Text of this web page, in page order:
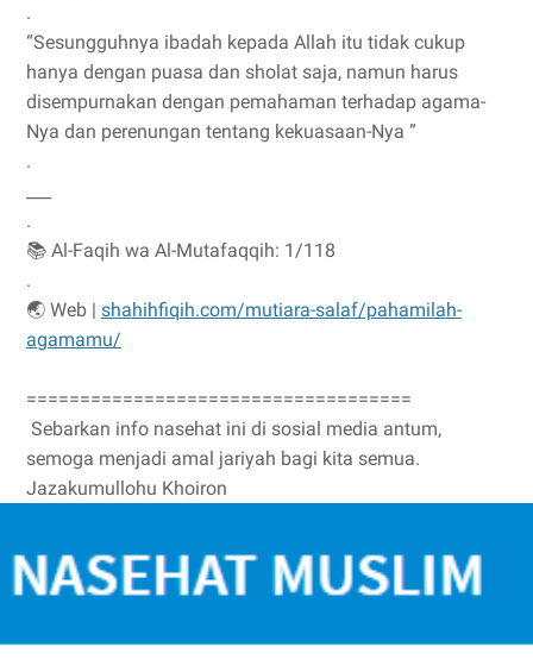
.
“Sesungguhnya ibadah kepada Allah itu tidak cukup
hanya dengan puasa dan sholat saja, namun harus
disempurnakan dengan pemahaman terhadap agama-
Nya dan perenungan tentang kekuasaan-Nya ”
.
.
📚 Al-Faqih wa Al-Mutafaqqih: 1/118
.
🌏 Web | shahihfiqih.com/mutiara-salaf/pahamilah-
agamamu/
====================================
Sebarkan info nasehat ini di sosial media antum,
semoga menjadi amal jariyah bagi kita semua.
Jazakumullohu Khoiron